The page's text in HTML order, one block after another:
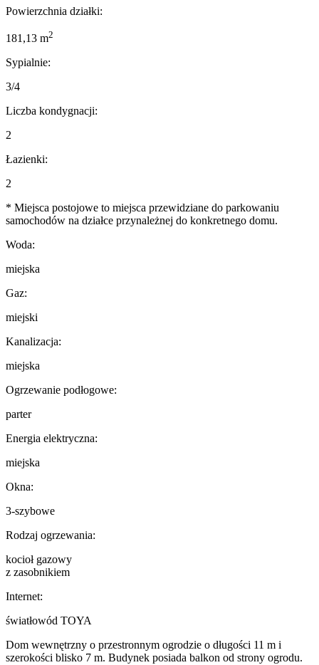
Powierzchnia działki:
181,13 m2
Sypialnie:
3/4
Liczba kondygnacji:
2
Łazienki:
2
* Miejsca postojowe to miejsca przewidziane do parkowaniu
samochodów na działce przynależnej do konkretnego domu.
Woda:
miejska
Gaz:
miejski
Kanalizacja:
miejska
Ogrzewanie podłogowe:
parter
Energia elektryczna:
miejska
Okna:
3-szybowe
Rodzaj ogrzewania:
kocioł gazowy
z zasobnikiem
Internet:
światłowód TOYA
Dom wewnętrzny o przestronnym ogrodzie o długości 11 m i
szerokości blisko 7 m. Budynek posiada balkon od strony ogrodu.